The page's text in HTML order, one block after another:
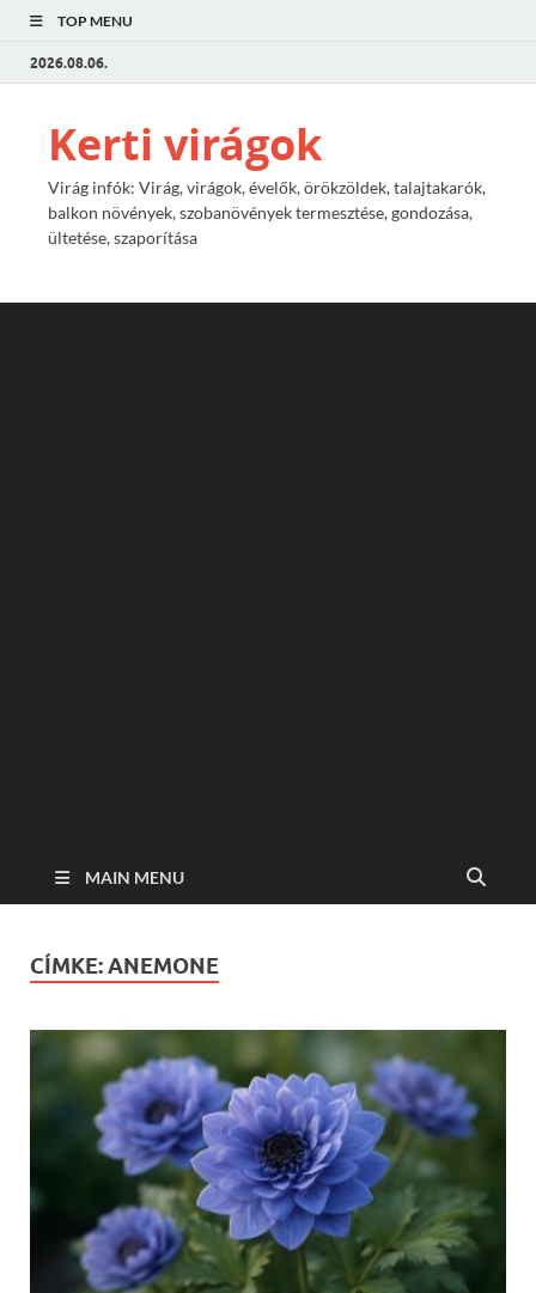
TOP MENU
2026.08.06.
Kerti virágok
Virág infók: Virág, virágok, évelők, örökzöldek, talajtakarók,
balkon növények, szobanövények termesztése, gondozása,
ültetése, szaporítása
MAIN MENU
CÍMKE:ANEMONE